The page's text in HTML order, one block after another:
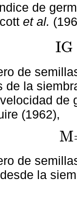
de
et al.
IG
IG=∑
de
de la
de
(1962),
M=∑ (
de
la